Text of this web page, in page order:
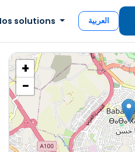
solutions العربية
+
−